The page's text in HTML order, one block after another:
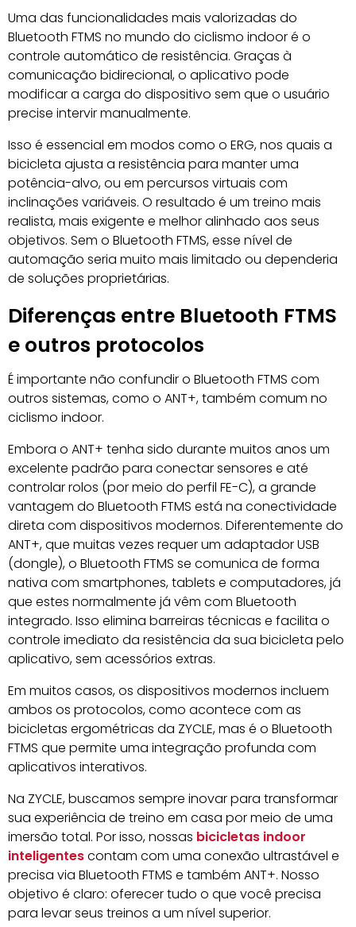
Uma das funcionalidades mais valorizadas do
Bluetooth FTMS no mundo do ciclismo indoor é o
controle automático de resistência. Graças à
comunicação bidirecional, o aplicativo pode
modificar a carga do dispositivo sem que o usuário
precise intervir manualmente.
Isso é essencial em modos como o ERG, nos quais a
bicicleta ajusta a resistência para manter uma
potência-alvo, ou em percursos virtuais com
inclinações variáveis. O resultado é um treino mais
realista, mais exigente e melhor alinhado aos seus
objetivos. Sem o Bluetooth FTMS, esse nível de
automação seria muito mais limitado ou dependeria
de soluções proprietárias.
Diferenças entre Bluetooth FTMS
e outros protocolos
É importante não confundir o Bluetooth FTMS com
outros sistemas, como o ANT+, também comum no
ciclismo indoor.
Embora o ANT+ tenha sido durante muitos anos um
excelente padrão para conectar sensores e até
controlar rolos (por meio do perfil FE-C), a grande
vantagem do Bluetooth FTMS está na conectividade
direta com dispositivos modernos. Diferentemente do
ANT+, que muitas vezes requer um adaptador USB
(dongle), o Bluetooth FTMS se comunica de forma
nativa com smartphones, tablets e computadores, já
que estes normalmente já vêm com Bluetooth
integrado. Isso elimina barreiras técnicas e facilita o
controle imediato da resistência da sua bicicleta pelo
aplicativo, sem acessórios extras.
Em muitos casos, os dispositivos modernos incluem
ambos os protocolos, como acontece com as
bicicletas ergométricas da ZYCLE, mas é o Bluetooth
FTMS que permite uma integração profunda com
aplicativos interativos.
Na ZYCLE, buscamos sempre inovar para transformar
sua experiência de treino em casa por meio de uma
imersão total. Por isso, nossas bicicletas indoor
inteligentescontam com uma conexão ultrastável e
precisa via Bluetooth FTMS e também ANT+. Nosso
objetivo é claro: oferecer tudo o que você precisa
para levar seus treinos a um nível superior.